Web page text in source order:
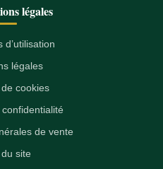
légales
d’utilisation
légales
cookies
de vente
site